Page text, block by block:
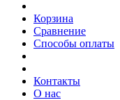
Корзина
Сравнение
Способы оплаты
Контакты
О нас